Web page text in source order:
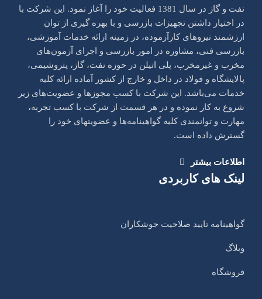
نفت و گاز در سال 1381 فعالیت خود را آغاز نمود. این شرکت با
در اختیار داشتن تجهیزات بازرسی و با بهره گیری از توان
ارزشمند نیروهای کار‌آزموده، در زمینه ارائه خدمات آموزشی،
بازرسی فنی، مشاوره در امور بازرسی و اجرای آزمون‌های
مخرب و غیر‌مخرب، پلی اتیلن در حوزه نفت، گاز، پتروشیمی،
پالایشگاه و فولاد در داخل و خارج از کشور آماده ارائه کلیه
خدمات می‌باشد. این شرکت با کسب مجوزها و عضویت‌های زیر
شروع به کار نموده و در هر قسمت از شرکت با کسب تجربه،
مهارت و توانمندی کلیه گواهینامه‌ها و عضویتهای خود را
گسترش داده است.
اطلاعات بیشتر
لینک های کاربردی
گواهینامه تایید صلاحیت جوشکاران
وبلاگ
فروشگاه